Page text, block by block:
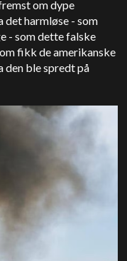
om dype
det harmløse - som
- som dette falske
fikk de amerikanske
den ble spredt på